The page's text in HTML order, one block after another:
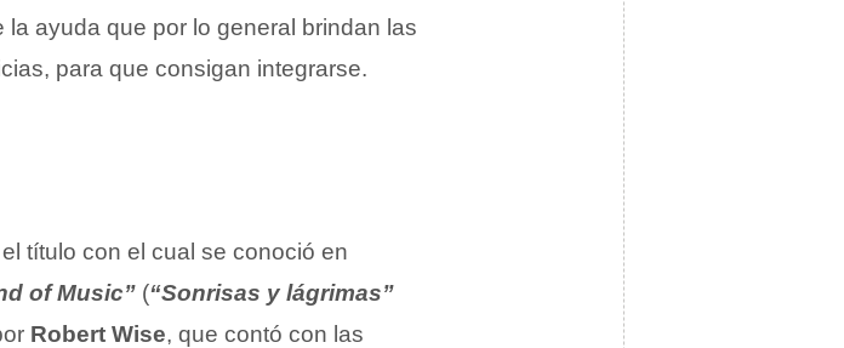
ayuda que por lo general brindan las
para que consigan integrarse.
título con el cual se conoció en
of Music” (“Sonrisas y lágrimas”
Robert Wise, que contó con las